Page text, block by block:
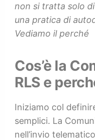
non si tratta solo
una pratica di
Vediamo il perché
Cos’è la
RLS e
Iniziamo col
semplici. La
nell’invio